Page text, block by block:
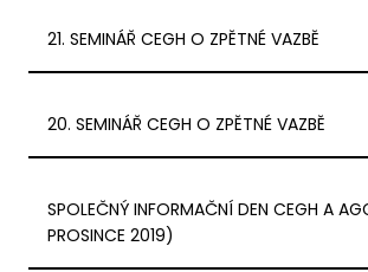
21. SEMINÁŘ CEGH O ZPĚTNÉ VAZBĚ
20. SEMINÁŘ CEGH O ZPĚTNÉ VAZBĚ
SPOLEČNÝ INFORMAČNÍ DEN CEGH A
PROSINCE 2019)